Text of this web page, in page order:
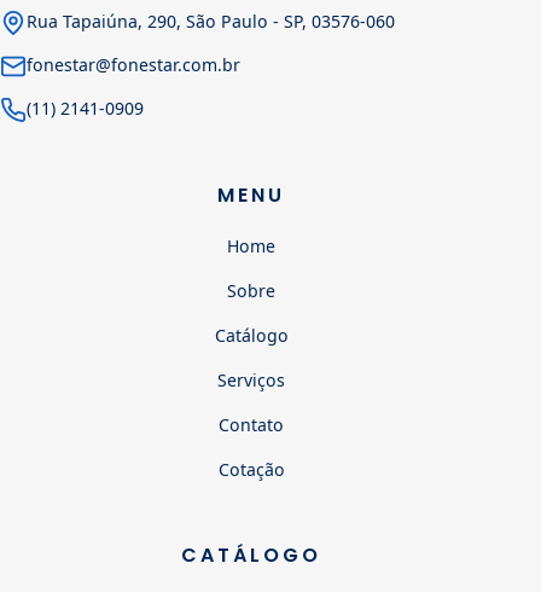
Rua Tapaiúna, 290, São Paulo - SP, 03576-060
fonestar@fonestar.com.br
(11) 2141-0909
MENU
Home
Sobre
Catálogo
Serviços
Contato
Cotação
CATÁLOGO